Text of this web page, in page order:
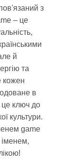
з
– це
й
та
кожен
в
це ключ до
культури.
game
іменем,